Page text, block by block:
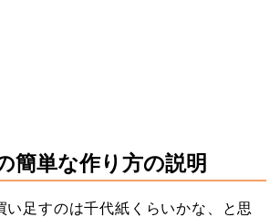
簡単な作り方の説明
い足すのは千代紙くらいかな、と思